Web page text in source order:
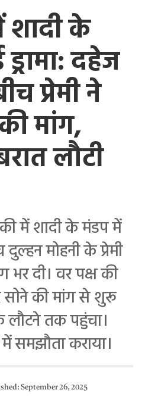
शादी के
दहेज
प्रेमी ने
मांग,
लौटी
में शादी के मंडप में
मोहनी के प्रेमी
भर दी। वर पक्ष की
की मांग से शुरू
लौटने तक पहुंचा।
समझौता कराया।
September 26, 2025